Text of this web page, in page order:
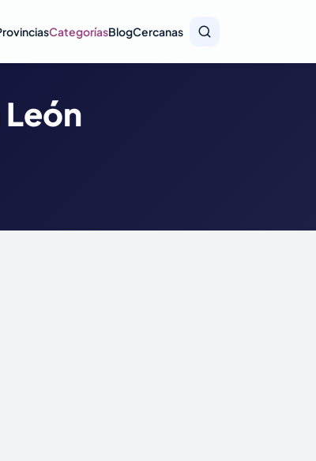
CategoríasBlogCercanas